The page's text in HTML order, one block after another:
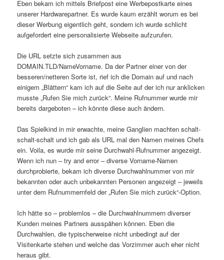
Eben bekam ich mittels Briefpost eine Werbepostkarte eines
unserer Hardwarepartner. Es wurde kaum erzählt worum es bei
dieser Werbung eigentlich geht, sondern ich wurde schlicht
aufgefordert eine personalisierte Webseite aufzurufen.
Die URL setzte sich zusammen aus
DOMAIN.TLD/NameVorname. Da der Partner einer von der
besseren/netteren Sorte ist, rief ich die Domain auf und nach
einigem „Blättern“ kam ich auf die Seite auf der ich nur anklicken
musste „Rufen Sie mich zurück“. Meine Rufnummer wurde mir
bereits dargeboten – ich könnte diese auch ändern.
Das Spielkind in mir erwachte, meine Ganglien machten schalt-
schalt-schalt und ich gab als URL mal den Namen meines Chefs
ein. Voila, es wurde mir seine Durchwahl-Rufnummer angezeigt.
Wenn ich nun – try and error – diverse Vorname-Namen
durchprobierte, bekam ich diverse Durchwahlnummer von mir
bekannten oder auch unbekannten Personen angezeigt – jeweils
unter dem Rufnummernfeld der „Rufen Sie mich zurück“-Option.
Ich hätte so – problemlos – die Durchwahlnummern diverser
Kunden meines Partners ausspähen können. Eben die
Durchwahlen, die typischerweise nicht unbedingt auf der
Visitenkarte stehen und welche das Vorzimmer auch eher nicht
heraus gibt.